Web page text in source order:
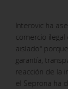
Interovic ha
comercio
aislado"
garantía,
reacción de la
el Seprona ha